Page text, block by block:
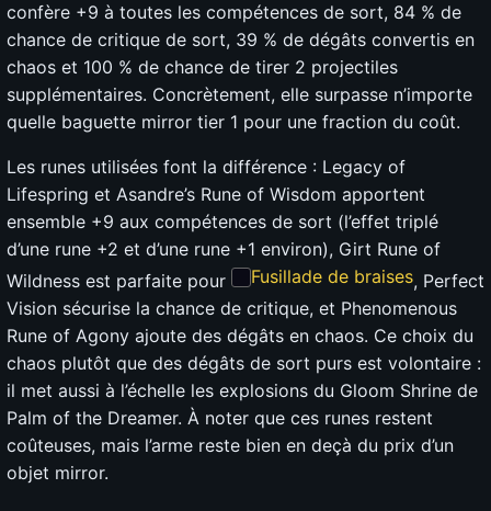
confère +9 à toutes les compétences de sort, 84 % de
chance de critique de sort, 39 % de dégâts convertis en
chaos et 100 % de chance de tirer 2 projectiles
supplémentaires. Concrètement, elle surpasse n’importe
quelle baguette mirror tier 1 pour une fraction du coût.
Les runes utilisées font la différence : Legacy of
Lifespring et Asandre’s Rune of Wisdom apportent
ensemble +9 aux compétences de sort (l’effet triplé
d’une rune +2 et d’une rune +1 environ), Girt Rune of
Wildness est parfaite pour
Fusillade de braises, Perfect
Vision sécurise la chance de critique, et Phenomenous
Rune of Agony ajoute des dégâts en chaos. Ce choix du
chaos plutôt que des dégâts de sort purs est volontaire :
il met aussi à l’échelle les explosions du Gloom Shrine de
Palm of the Dreamer. À noter que ces runes restent
coûteuses, mais l’arme reste bien en deçà du prix d’un
objet mirror.